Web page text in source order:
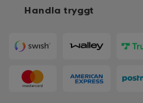
Handla tryggt